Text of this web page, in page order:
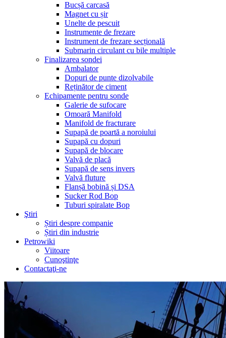
Bucșă carcasă
Magnet cu șir
Unelte de pescuit
Instrumente de frezare
Instrument de frezare secțională
Submarin circulant cu bile multiple
Finalizarea sondei
Ambalator
Dopuri de punte dizolvabile
Reținător de ciment
Echipamente pentru sonde
Galerie de sufocare
Omoară Manifold
Manifold de fracturare
Supapă de poartă a noroiului
Supapă cu dopuri
Supapă de blocare
Valvă de placă
Supapă de sens invers
Valvă fluture
Flanșă bobină și DSA
Sucker Rod Bop
Tuburi spiralate Bop
Ştiri
Știri despre companie
Știri din industrie
Petrowiki
Viitoare
Cunoştinţe
Contactaţi-ne